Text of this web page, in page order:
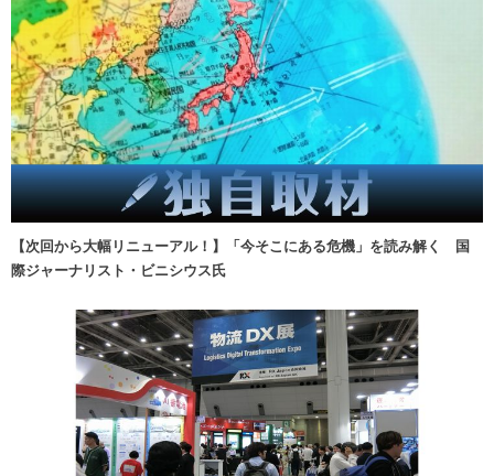
【次回から大幅リニューアル！】「今そこにある危機」を読み解く 国
際ジャーナリスト・ビニシウス氏